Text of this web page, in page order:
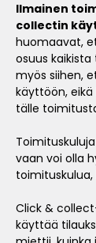
Ilmainen
collectin
huomaavat,
osuus
myös siihen,
käyttöön,
tälle
vaan voi olla
Click &
käyttää